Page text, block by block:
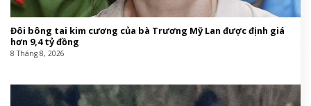
Đôi bông tai kim cương của bà Trương Mỹ Lan được định giá
hơn 9,4 tỷ đồng
8 Tháng 8, 2026